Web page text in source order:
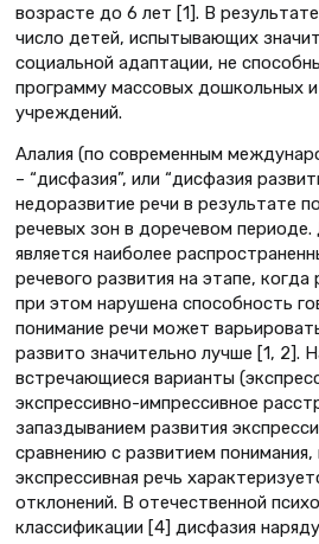
возрасте до 6 лет [1]. В
число детей, испытывающих
социальной адаптации, не
программу массовых дошкольных
учреждений.
Алалия (по современным
– “дисфазия”, или “дисфазия
недоразвитие речи в результате
речевых зон в доречевом периоде.
является наиболее
речевого развития на этапе,
при этом нарушена способность
понимание речи может
развито значительно лучше [1, 2].
встречающиеся варианты
экспрессивно-импрессивное
запаздыванием развития
сравнению с развитием
экспрессивная речь
отклонений. В отечественной
классификации [4] дисфазия